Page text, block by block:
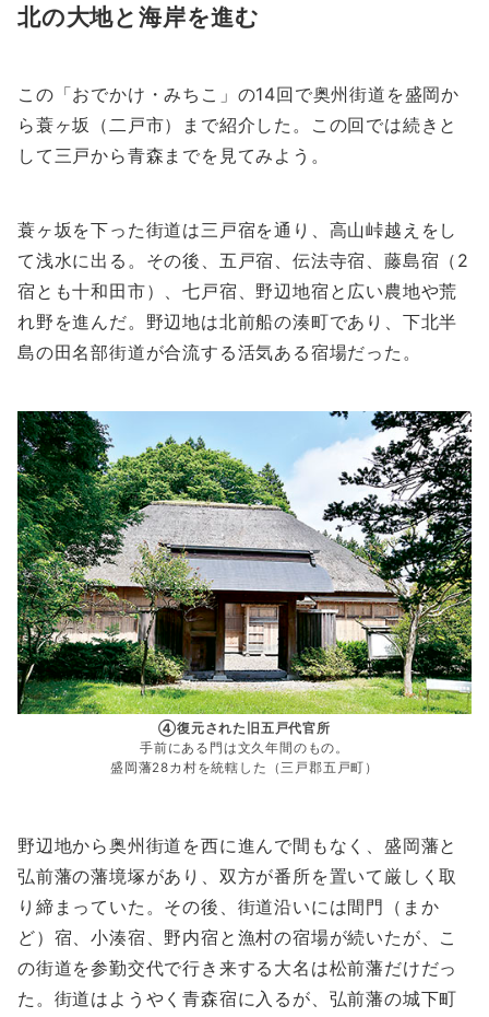
北の大地と海岸を進む
この「おでかけ・みちこ」の14回で奥州街道を盛岡か
ら蓑ヶ坂（二戸市）まで紹介した。この回では続きと
して三戸から青森までを見てみよう。
蓑ヶ坂を下った街道は三戸宿を通り、高山峠越えをし
て浅水に出る。その後、五戸宿、伝法寺宿、藤島宿（2
宿とも十和田市）、七戸宿、野辺地宿と広い農地や荒
れ野を進んだ。野辺地は北前船の湊町であり、下北半
島の田名部街道が合流する活気ある宿場だった。
④復元された旧五戸代官所
手前にある門は文久年間のもの。
盛岡藩28カ村を統轄した（三戸郡五戸町）
野辺地から奥州街道を西に進んで間もなく、盛岡藩と
弘前藩の藩境塚があり、双方が番所を置いて厳しく取
り締まっていた。その後、街道沿いには間門（まか
ど）宿、小湊宿、野内宿と漁村の宿場が続いたが、こ
の街道を参勤交代で行き来する大名は松前藩だけだっ
た。街道はようやく青森宿に入るが、弘前藩の城下町